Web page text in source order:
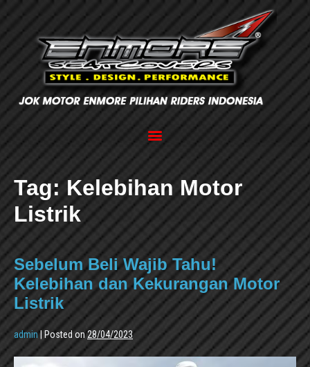
Tag: Kelebihan Motor
Listrik
Sebelum Beli Wajib Tahu!
Kelebihan dan Kekurangan Motor
Listrik
admin| Posted on28/04/2023